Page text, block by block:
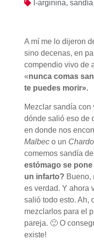
l-arginina, sandía,
A mí me lo dijeron
sino decenas, en
compendio vivo de
«nunca comas
te puedes morir».
Mezclar sandía
dónde salió eso de
en donde nos
Malbec o un
comemos sandía
estómago se
un infarto? Bueno,
es verdad. Y ahora
salió todo esto. Ah,
mezclarlos para el
pareja. 🙂 O
existe!